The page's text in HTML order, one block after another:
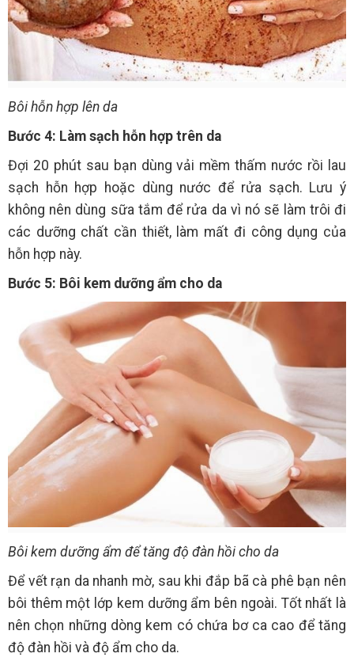
Bôi hỗn hợp lên da
Bước 4: Làm sạch hỗn hợp trên da
Đợi 20 phút sau bạn dùng vải mềm thấm nước rồi lau
sạch hỗn hợp hoặc dùng nước để rửa sạch. Lưu ý
không nên dùng sữa tắm để rửa da vì nó sẽ làm trôi đi
các dưỡng chất cần thiết, làm mất đi công dụng của
hỗn hợp này.
Bước 5: Bôi kem dưỡng ẩm cho da
Bôi kem dưỡng ẩm để tăng độ đàn hồi cho da
Để vết rạn da nhanh mờ, sau khi đắp bã cà phê bạn nên
bôi thêm một lớp kem dưỡng ẩm bên ngoài. Tốt nhất là
nên chọn những dòng kem có chứa bơ ca cao để tăng
độ đàn hồi và độ ẩm cho da.